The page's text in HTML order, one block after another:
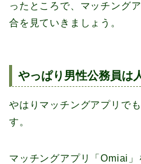
ったところで、マッチング
合を見ていきましょう。
やっぱり男性公務員は
やはりマッチングアプリで
す。
マッチングアプリ「Omiai